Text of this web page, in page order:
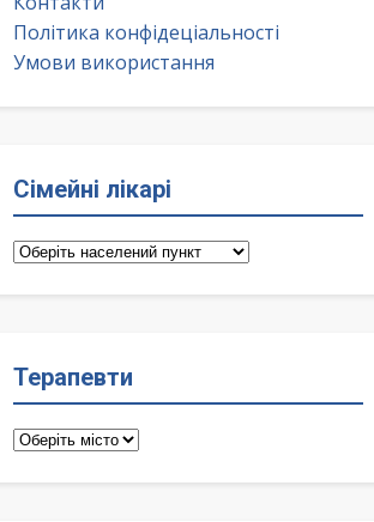
Політика конфідеціальності
Умови використання
Сімейні лікарі
Сімейні
Терапевти
Терапевти